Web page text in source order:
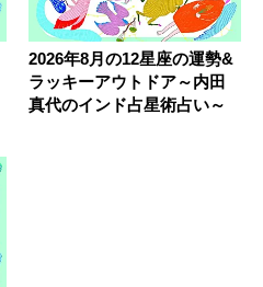
2026年8月の12星座の運勢&
ラッキーアウトドア～内田
真代のインド占星術占い～